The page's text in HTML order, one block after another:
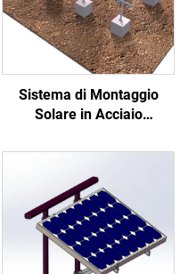
Sistema di Montaggio
Solare in Acciaio